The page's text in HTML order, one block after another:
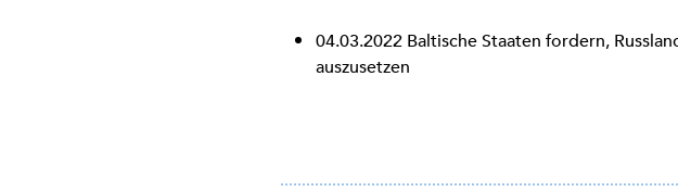
04.03.2022Baltische Staaten fordern,
auszusetzen